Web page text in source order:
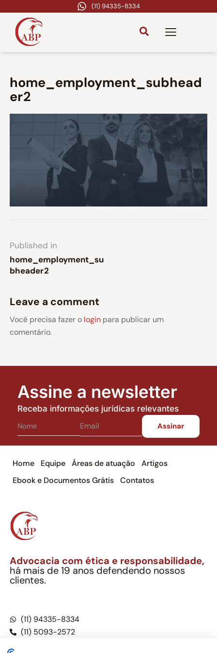
(11) 94335-8334
home_employment_subhead
er2
Published in
home_employment_su
bheader2
Leave a comment
Você precisa fazer o login para publicar um
comentário.
Assine a newsletter
Receba informações jurídicas relevantes
Home Equipe Áreas de atuação
Artigos
Ebook e Documentos Grátis
Contatos
Advocacia com ética e responsabilidade,
há mais de 19 anos defendendo nossos
clientes.
(11) 94335-8334
(11) 5093-2572